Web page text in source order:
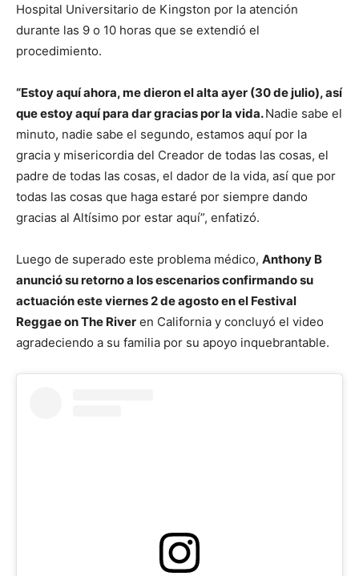
Hospital Universitario de Kingston por la atención
durante las 9 o 10 horas que se extendió el
procedimiento.
“Estoy aquí ahora, me dieron el alta ayer (30 de julio), así
que estoy aquí para dar gracias por la vida.Nadie sabe el
minuto, nadie sabe el segundo, estamos aquí por la
gracia y misericordia del Creador de todas las cosas, el
padre de todas las cosas, el dador de la vida, así que por
todas las cosas que haga estaré por siempre dando
gracias al Altísimo por estar aquí”, enfatizó.
Luego de superado este problema médico, Anthony B
anunció su retorno a los escenarios confirmando su
actuación este viernes 2 de agosto en el Festival
Reggae on The River en California y concluyó el video
agradeciendo a su familia por su apoyo inquebrantable.